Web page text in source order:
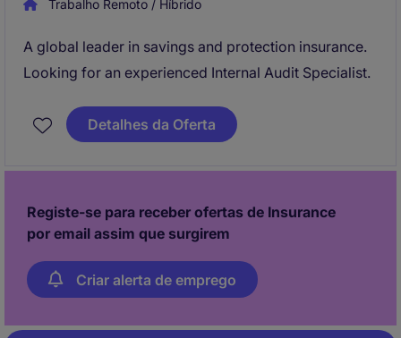
Trabalho Remoto / Híbrido
A global leader in savings and protection insurance.
Looking for an experienced Internal Audit Specialist.
Detalhes da Oferta
Registe-se para receber ofertas de Insurance
por email assim que surgirem
Criar alerta de emprego